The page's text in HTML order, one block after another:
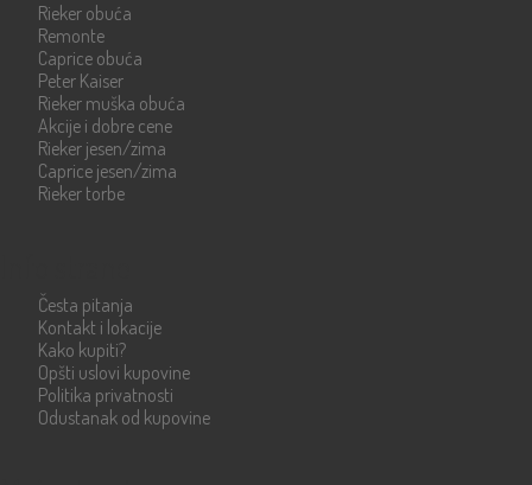
Rieker obuća
Remonte
Caprice obuća
Peter Kaiser
Rieker muška obuća
Akcije i dobre cene
Rieker jesen/zima
Caprice jesen/zima
Rieker torbe
Česta pitanja
Kontakt i lokacije
Kako kupiti?
Opšti uslovi kupovine
Politika privatnosti
Odustanak od kupovine